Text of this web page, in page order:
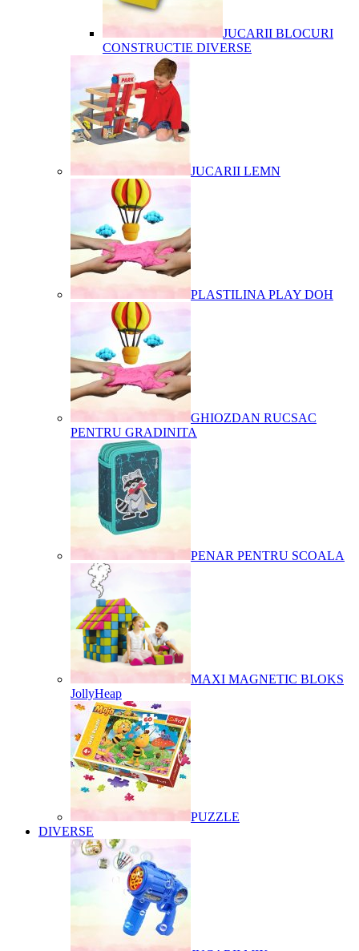
JUCARII BLOCURI
CONSTRUCTIE DIVERSE
JUCARII LEMN
PLASTILINA PLAY DOH
GHIOZDAN RUCSAC
PENTRU GRADINITA
PENAR PENTRU SCOALA
MAXI MAGNETIC BLOKS
JollyHeap
PUZZLE
DIVERSE